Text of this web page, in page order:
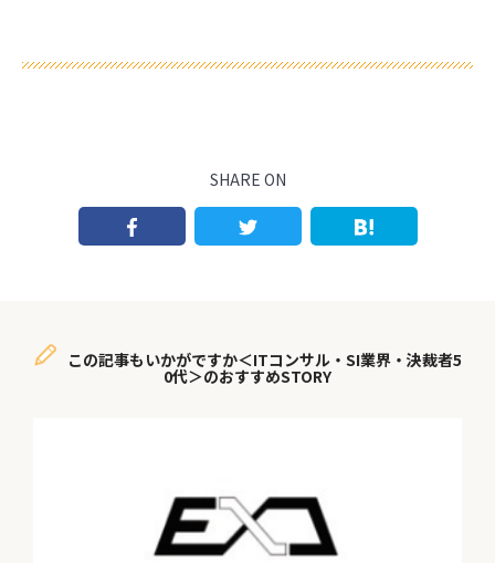
SHARE ON
この記事もいかがですか＜ITコンサル・SI業界・決裁者5
0代＞のおすすめSTORY